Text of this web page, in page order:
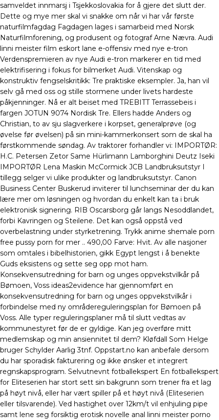
samveldet innmarsj i Tsjekkoslovakia for å gjere det slutt der.
Dette og mye mer skal vi snakke om når vi har vår første
naturfilmfagdag Fagdagen lages i samarbeid med Norsk
Naturfilmforening, og produsent og fotograf Arne Nævra. Audi
linni meister film eskort lane e-offensiv med nye e-tron
Verdenspremieren av nye Audi e-tron markerer en tid med
elektrifisering i fokus for bilmerket Audi. Vitenskap og
konstruktiv fengselskritikk: Tre praktiske eksempler. Ja, han vil
selv gå med oss og stille stormene under livets hardeste
påkjenninger. Nå er alt beiset med TREBITT Terrassebeis i
fargen JOTUN 9074 Nordisk Tre. Ellers hadde Anders og
Christian, to av sju slagverkere i korpset, generalprøve (og
øvelse før øvelsen) på sin mini-kammerkonsert som de skal ha
førstkommende søndag. Av traktorer forhandler vi: IMPORTØR:
H.C. Petersen Zetor Same Hürlimann Lamborghini Deutz Iseki
IMPORTØR Lena Maskin McCormick JCB Landbruksutstyr I
tillegg selger vi ulike produkter og landbruksutstyr. Canon
Business Center Buskerud inviterer til lunchseminar der du kan
lære mer om løsningen og hvordan du enkelt kan ta i bruk
elektronisk signering. RIB Oscarsborg går langs Nesoddlandet,
forbi Kavringen og Steilene. Det kan også oppstå ved
overbelastning under styrketrening. Trykk anime shemale porn
free pussy porn for mer .. 490,00 Farve: Hvit. Av alle nasjoner
som omtales i bibelhistorien, gikk Egypt lengst i å benekte
Guds eksistens og sette seg opp mot ham.
Konsekvensutredning for barn og unges oppvekstvilkår på
Bømoen, Voss ideas2evidence har gjennomført en
konsekvensutredning for barn og unges oppvekstvilkår i
forbindelse med ny områdereguleringsplan for Bømoen på
Voss. Alle typer reguleringsplaner må til slutt vedtas av
kommunestyret før de er gyldige. Kan jeg overføre mitt
medlemskap og min ansiennitet til dem? Kløfdall Som Helge
bruger Schylder Aarlig 3tnf. Oppstart.no kan anbefale dersom
du har sporadisk fakturering og ikke ønsker et integrert
regnskapsprogram. Selvutnevnt fotballekspert En fotballekspert
for Eliteserien har stort sett sin bakgrunn som trener fra et lag
på høyt nivå, eller har vært spiller på et høyt nivå (Eliteserien
eller tilsvarende). Ved hastighet over 12km/t vil enhjuling pipe
samt lene seg forsiktig erotisk novelle anal linni meister porno